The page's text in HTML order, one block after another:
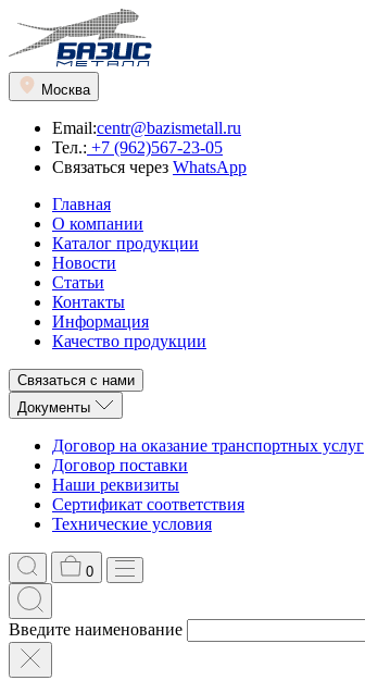
Москва
Email:centr@bazismetall.ru
Тел.: +7 (962)567-23-05
Связаться через WhatsApp
Главная
О компании
Каталог продукции
Новости
Статьи
Контакты
Информация
Качество продукции
Связаться с нами
Документы
Договор на оказание транспортных услуг
Договор поставки
Наши реквизиты
Сертификат соответствия
Технические условия
0
Введите наименование